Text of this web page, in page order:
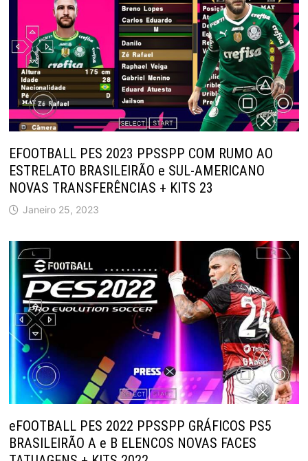
EFOOTBALL PES 2023 PPSSPP COM RUMO AO
ESTRELATO BRASILEIRÃO e SUL-AMERICANO
NOVAS TRANSFERÊNCIAS + KITS 23
Janeiro 25, 2023
eFOOTBALL PES 2022 PPSSPP GRÁFICOS PS5
BRASILEIRÃO A e B ELENCOS NOVAS FACES